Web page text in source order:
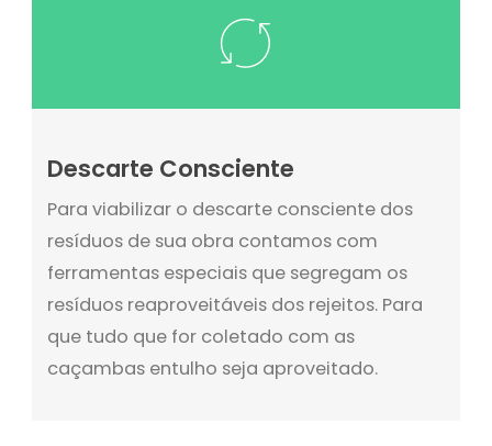
Descarte Consciente
Para viabilizar o descarte consciente dos
resíduos de sua obra contamos com
ferramentas especiais que segregam os
resíduos reaproveitáveis dos rejeitos. Para
que tudo que for coletado com as
caçambas entulho seja aproveitado.